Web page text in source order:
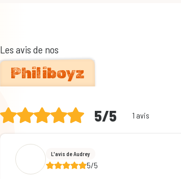
Les avis de nos
Philiboyz
5/5 1 avis
L'avis de Audrey
5/5